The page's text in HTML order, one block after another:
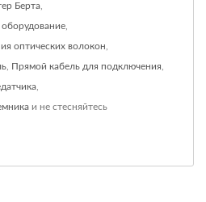
Берта
оптических волокон
Прямой кабель для подключения
и не стесняйтесь